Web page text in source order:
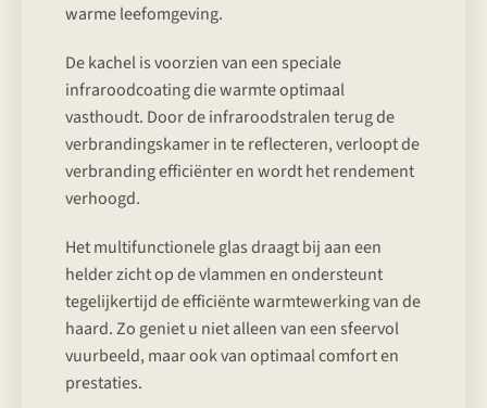
warme leefomgeving.
De kachel is voorzien van een speciale
infraroodcoating die warmte optimaal
vasthoudt. Door de infraroodstralen terug de
verbrandingskamer in te reflecteren, verloopt de
verbranding efficiënter en wordt het rendement
verhoogd.
Het multifunctionele glas draagt bij aan een
helder zicht op de vlammen en ondersteunt
tegelijkertijd de efficiënte warmtewerking van de
haard. Zo geniet u niet alleen van een sfeervol
vuurbeeld, maar ook van optimaal comfort en
prestaties.